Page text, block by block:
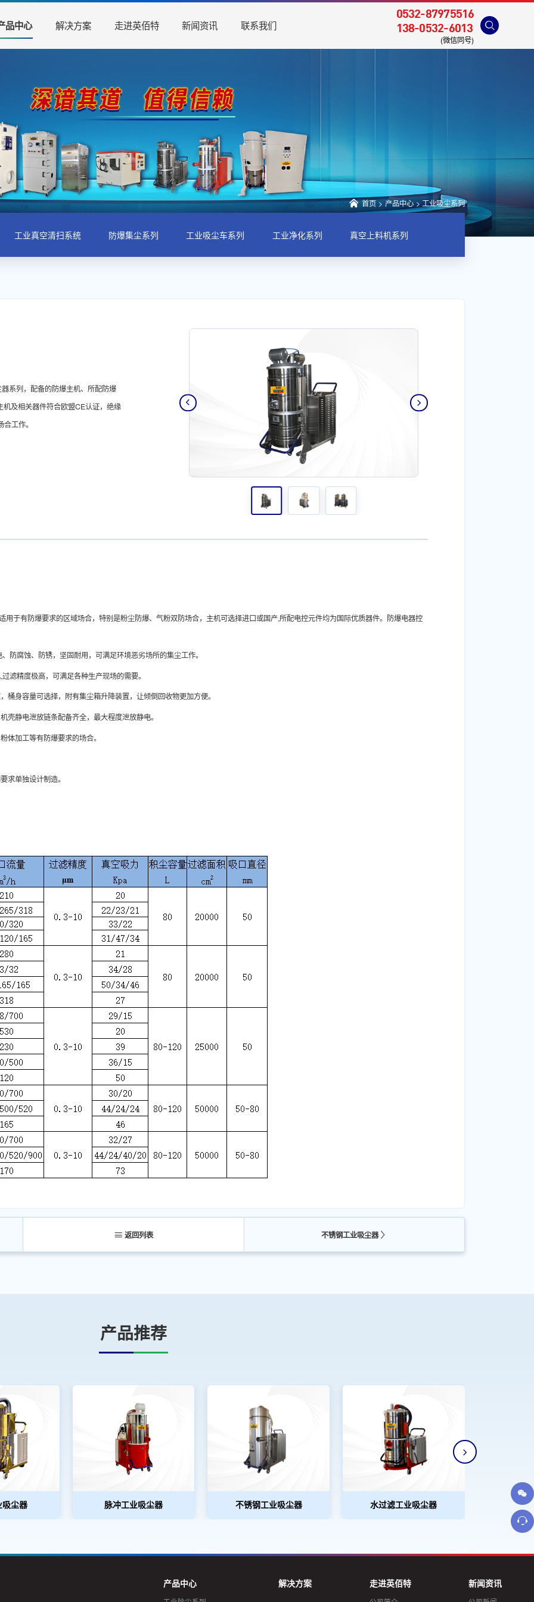
品中心 解决方案 走进英佰特 新闻资讯 联系我们
0532-87975516
138-0532-6013
(微信同号)
首页 > 产品中心 > 工业吸尘系列
工业真空清扫系统 防爆集尘系列 工业吸尘车系列 工业净化系列 真空上料机系列
系列，配备的防爆主机、所配防爆
及相关器件符合欧盟CE认证，绝缘
工作。
用于有防爆要求的区域场合，特别是粉尘防爆、气粉双防场合，主机可选择进口或国产,所配电控元件均为国际优质器件。防爆电器控
防腐蚀、防锈，坚固耐用，可满足环境恶劣场所的集尘工作。
滤精度极高，可满足各种生产现场的需要。
桶身容量可选择，附有集尘箱升降装置，让倾倒回收物更加方便。
壳静电泄放链条配备齐全，最大程度泄放静电。
体加工等有防爆要求的场合。
求单独设计制造。
返回列表 不锈钢工业吸尘器
产品推荐
吸尘器 脉冲工业吸尘器 不锈钢工业吸尘器 水过滤工业吸尘器 电瓶
产品中心 解决方案 走进英佰特 新闻资讯